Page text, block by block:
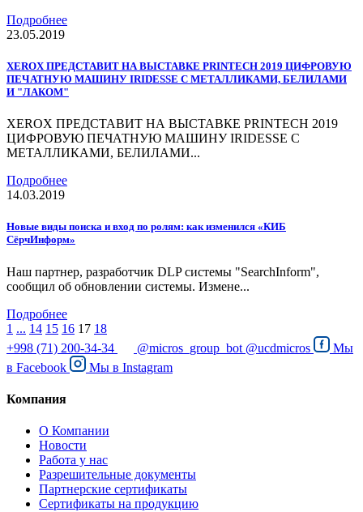
Подробнее
23.05.2019
XEROX ПРЕДСТАВИТ НА ВЫСТАВКЕ PRINTECH 2019 ЦИФРОВУЮ
ПЕЧАТНУЮ МАШИНУ IRIDESSE С МЕТАЛЛИКАМИ, БЕЛИЛАМИ
И "ЛАКОМ"
XEROX ПРЕДСТАВИТ НА ВЫСТАВКЕ PRINTECH 2019
ЦИФРОВУЮ ПЕЧАТНУЮ МАШИНУ IRIDESSE С
МЕТАЛЛИКАМИ, БЕЛИЛАМИ...
Подробнее
14.03.2019
Новые виды поиска и вход по ролям: как изменился «КИБ
СёрчИнформ»
Наш партнер, разработчик DLP системы "SearchInform",
сообщил об обновлении системы. Измене...
Подробнее
1 ... 14 15 16 17 18
+998 (71) 200-34-34
@micros_group_bot @ucdmicros
Мы
в Facebook Мы в Instagram
Компания
О Компании
Новости
Работа у нас
Разрешительные документы
Партнерские сертификаты
Сертификаты на продукцию